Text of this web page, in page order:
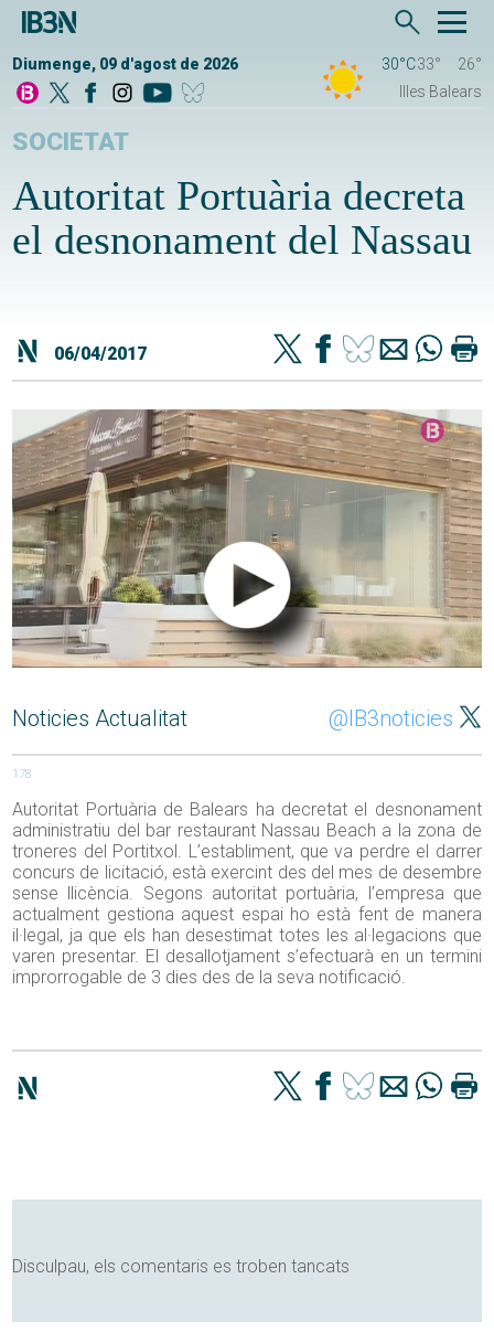
Diumenge, 09 d'agost de 2026 30°C33°
26°
Illes Balears
SOCIETAT
Autoritat Portuària decreta
el desnonament del Nassau
06/04/2017
Noticies Actualitat @IB3noticies
178
Autoritat Portuària de Balears ha decretat el desnonament
administratiu del bar restaurant Nassau Beach a la zona de
troneres del Portitxol. L’establiment, que va perdre el darrer
concurs de licitació, està exercint des del mes de desembre
sense llicència. Segons autoritat portuària, l’empresa que
actualment gestiona aquest espai ho està fent de manera
il·legal, ja que els han desestimat totes les al·legacions que
varen presentar. El desallotjament s’efectuarà en un termini
improrrogable de 3 dies des de la seva notificació.
Disculpau, els comentaris es troben tancats